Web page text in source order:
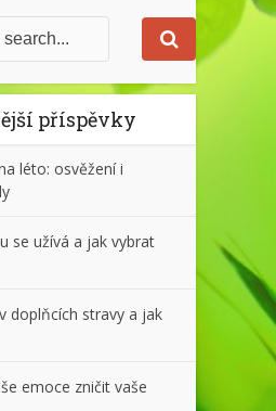
příspěvky
léto: osvěžení i
se užívá a jak vybrat
doplňcích stravy a jak
emoce zničit vaše